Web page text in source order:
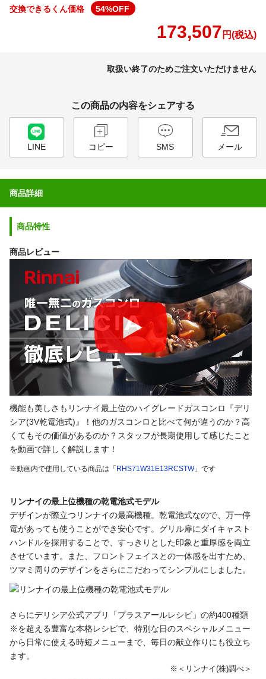
交換できるくん価格
54%OFF
173,507 円(税込)
取扱い終了のためご注文いただけません
この商品の内容をシェアする
LINE コピー SMS メール
商品詳細
商品特性
商品レビュー
機能も美しさもリンナイ最上位のハイグレードガスコンロ『デリ
シア(3V乾電池式)』！他のガスコンロと比べて何が違うのか？高
くてもその価値があるのか？スタッフが長期使用して感じたこと
を動画で詳しく解説します！
※動画内で使用している商品は「 RHS71W31E13RCSTW」です
リンナイの最上位機種の乾電池式モデル
デザインが際立つリンナイの最高機種。乾電池式なので、万一停
電があっても使うことができ安心です。グリル扉にダイキャスト
ハンドルを採用することで、すっきりとした印象と重厚感を両立
させています。また、フロントフェイスとの一体感を出すため、
ツマミ周りのデザインをさらにこだわってシンプルにしました。
さらにデリシア公式アプリ「プラスアールレシピ」の約400種類
※を超える豊富な本格レシピで、特別な日のスペシャルメニュー
から日常に使える時短メニューまで、毎日の献立作りにも役立ち
ます。
※＜リンナイ(株)調べ＞